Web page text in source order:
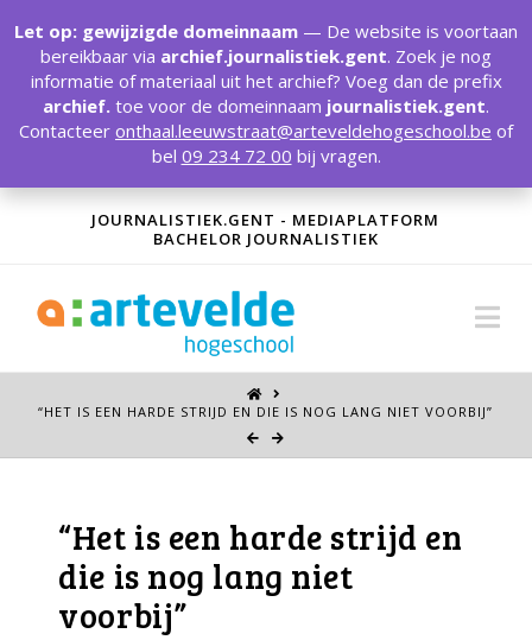
JOURNALISTIEK.GENT - MEDIAPLATFORM
BACHELOR JOURNALISTIEK
“HET IS EEN HARDE STRIJD EN DIE IS NOG LANG NIET VOORBIJ”
“Het is een harde strijd en
die is nog lang niet
voorbij”
Let op: gewijzigde domeinnaam — De website is voortaan
bereikbaar via archief.journalistiek.gent. Zoek je nog
informatie of materiaal uit het archief? Voeg dan de prefix
archief. toe voor de domeinnaam journalistiek.gent.
Contacteer onthaal.leeuwstraat@arteveldehogeschool.be of
bel 09 234 72 00 bij vragen.